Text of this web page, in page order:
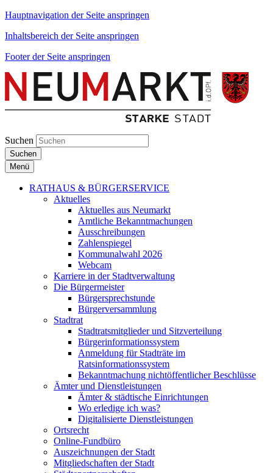
Hauptnavigation der Seite anspringen
Inhaltsbereich der Seite anspringen
Footer der Seite anspringen
Suchen
Suchen
Menü
RATHAUS & BÜRGERSERVICE
Aktuelles
Aktuelles aus Neumarkt
Amtliche Bekanntmachungen
Ausschreibungen
Zahlenspiegel
Kommunalwahl 2026
Webcam
Karriere in der Stadtverwaltung
Die Bürgermeister
Bürgersprechstunde
Bürgerversammlung
Stadtrat
Stadtratsmitglieder und Sitzverteilung
Bürgerinformationssystem
Anmeldung für Stadträte im
Ratsinformationssystem
Bekanntmachung nichtöffentlicher Beschlüsse
Ämter und Dienstleistungen
Ämter & städtische Einrichtungen
Wo erledige ich was?
Digitalisierte Dienstleistungen
Ortsrecht
Online-Fundbüro
Auszeichnungen der Stadt
Mitgliedschaften der Stadt